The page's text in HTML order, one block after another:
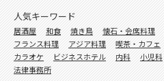
人気キーワード
居酒屋 和食 焼き鳥 懐石・会席料理
フランス料理
アジア料理 喫茶・カフェ
カラオケ
ビジネスホテル 内科 小児科
法律事務所